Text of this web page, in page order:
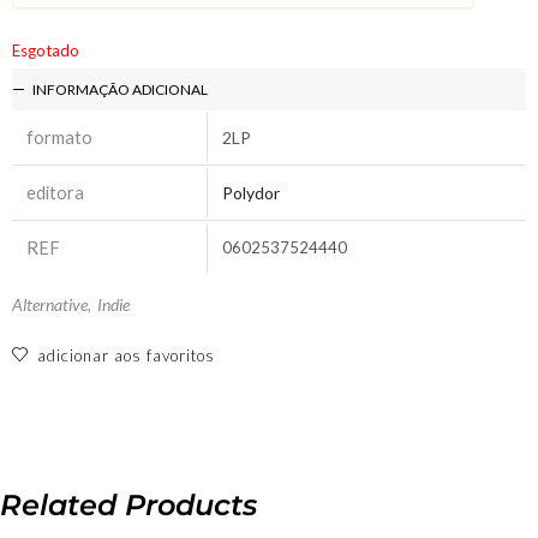
Esgotado
INFORMAÇÃO ADICIONAL
formato 2LP
editora Polydor
REF 0602537524440
Alternative, Indie
adicionar aos favoritos
Related Products